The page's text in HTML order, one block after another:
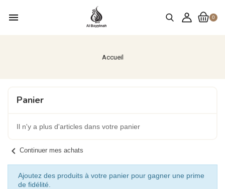
0
menu
Accueil
Panier
Il n'y a plus d'articles dans votre panier
chevron_left Continuer mes achats
Ajoutez des produits à votre panier pour gagner une prime
de fidélité.